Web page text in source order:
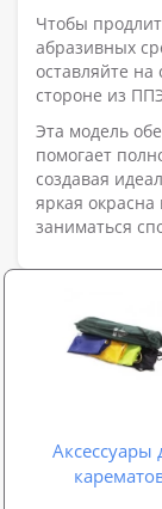
Чтобы
абразивных
оставляйте
стороне из
Эта модель
помогает
создавая
яркая окрасна
заниматься
Аксессуары